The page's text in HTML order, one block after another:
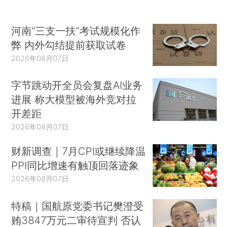
河南“三支一扶”考试规模化作
弊 内外勾结提前获取试卷
2026年08月07日
字节跳动开全员会复盘AI业务
进展 称大模型被海外竞对拉
开差距
2026年08月07日
财新调查｜7月CPI或继续降温
PPI同比增速有触顶回落迹象
2026年08月07日
特稿｜国航原党委书记樊澄受
贿3847万元二审待宣判 否认